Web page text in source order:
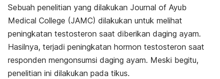
Sebuah penelitian yang dilakukan Journal of Ayub
Medical College (JAMC) dilakukan untuk melihat
peningkatan testosteron saat diberikan daging ayam.
Hasilnya, terjadi peningkatan hormon testosteron saat
responden mengonsumsi daging ayam. Meski begitu,
penelitian ini dilakukan pada tikus.